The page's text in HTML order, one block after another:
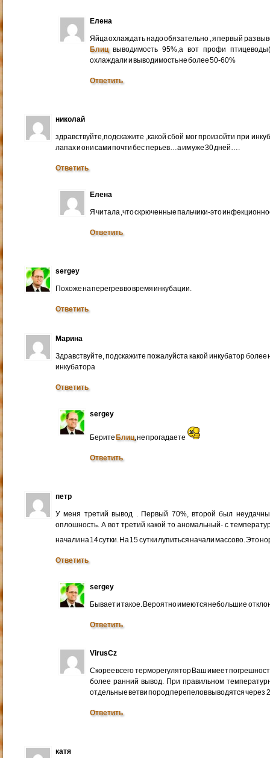
Елена
Яйца охлаждать надо обязательно , я первый раз
Блицвыводимость 95%,а вот профи
охлаждали и выводимость не более 50-60%
Ответить
николай
здравствуйте,подскажите ,какой сбой мог произойти при
лапах и они сами почти бес перьев…а им уже 30 дней….
Ответить
Елена
Я читала ,что скрюченные пальчики-это
Ответить
sergey
Похоже на перегрев во время инкубации.
Ответить
Марина
Здравствуйте, подскажите пожалуйста какой инкубатор
инкубатора
Ответить
sergey
Берите Блиц, не прогадаете
Ответить
петр
У меня третий вывод . Первый 70%, второй был
оплошность. А вот третий какой то аномальный- с
начали на 14 сутки. На 15 сутки лупиться начали массово. Это
Ответить
sergey
Бывает и такое. Вероятно имеются небольшие
Ответить
VirusCz
Скорее всего терморегулятор Ваш имеет
более ранний вывод. При правильном
отдельные ветви пород перепелов выводятся через
Ответить
катя